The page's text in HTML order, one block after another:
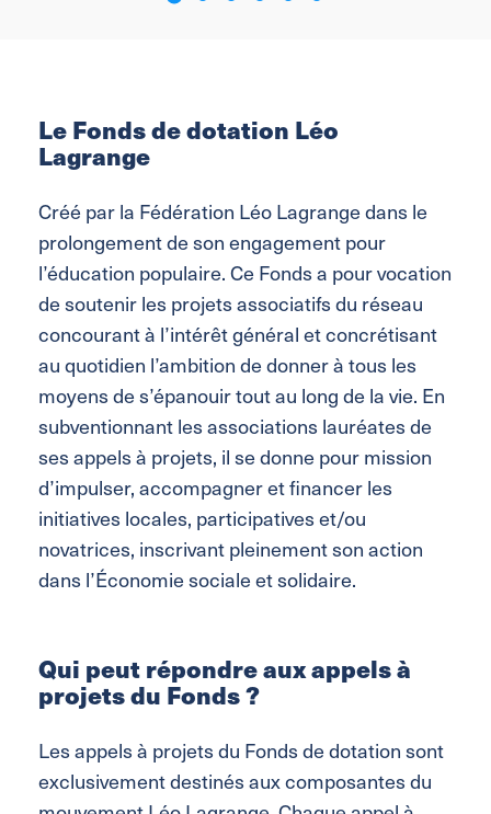
Le Fonds de dotation Léo
Lagrange
Créé par la Fédération Léo Lagrange dans le
prolongement de son engagement pour
l’éducation populaire. Ce Fonds a pour vocation
de soutenir les projets associatifs du réseau
concourant à l’intérêt général et concrétisant
au quotidien l’ambition de donner à tous les
moyens de s’épanouir tout au long de la vie. En
subventionnant les associations lauréates de
ses appels à projets, il se donne pour mission
d’impulser, accompagner et financer les
initiatives locales, participatives et/ou
novatrices, inscrivant pleinement son action
dans l’Économie sociale et solidaire.
Qui peut répondre aux appels à
projets du Fonds ?
Les appels à projets du Fonds de dotation sont
exclusivement destinés aux composantes du